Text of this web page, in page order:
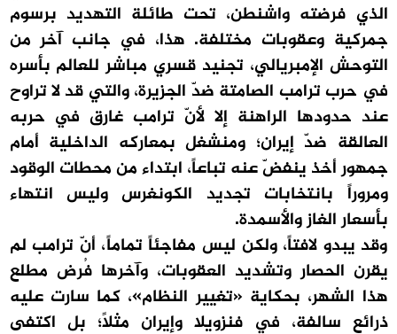
الذي فرضته واشنطن، تحت طائلة التهديد برسوم
جمركية وعقوبات مختلفة. هذا، في جانب آخر من
التوحش الإمبريالي، تجنيد قسري مباشر للعالم بأسره
في حرب ترامب الصامتة ضدّ الجزيرة، والتي قد لا تراوح
عند حدودها الراهنة إلا لأنّ ترامب غارق في حربه
العالقة ضدّ إيران؛ ومنشغل بمعاركه الداخلية أمام
جمهور أخذ ينفضّ عنه تباعاً، ابتداء من محطات الوقود
ومروراً بانتخابات تجديد الكونغرس وليس انتهاء
بأسعار الغاز والأسمدة.
وقد يبدو لافتاً، ولكن ليس مفاجئاً تماماً، أنّ ترامب لم
يقرن الحصار وتشديد العقوبات، وآخرها فُرض مطلع
هذا الشهر، بحكاية «تغيير النظام»، كما سارت عليه
ذرائع سالفة، في فنزويلا وإيران مثلاً؛ بل اكتفى